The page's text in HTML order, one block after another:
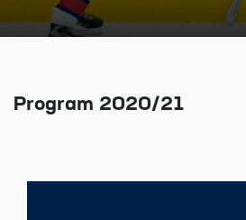
Program 2020/21